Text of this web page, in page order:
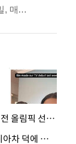
· "척추 부상에도 검사 못 받아"…전 올림픽 선수, 美봅슬레이협회 상대 소송
· 英유명 여배우, 큰 교통사고서 기아차 덕에 살았다